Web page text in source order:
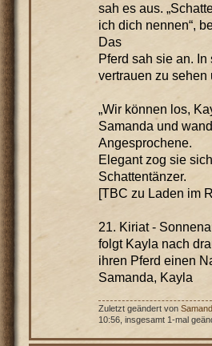
sah es aus.
ich dich nennen“,
Das
Pferd sah sie an.
vertrauen zu sehen
„Wir können los,
Samanda und
Angesprochene.
Elegant zog sie
Schattentänzer.
[TBC zu Laden im
21. Kiriat -
folgt Kayla nach
ihren Pferd einen
Samanda, Kayla
Zuletzt geändert von
10:56, insgesamt 1-mal